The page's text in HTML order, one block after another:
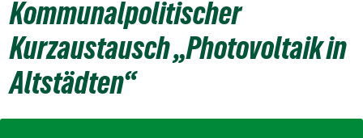
Kommunalpolitischer
Kurzaustausch „Photovoltaik in
Altstädten“